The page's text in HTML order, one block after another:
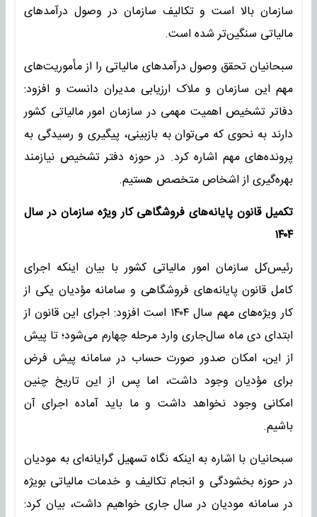
سازمان بالا است و تکالیف سازمان در وصول درآمد‌های
مالیاتی سنگین‌تر شده است.
سبحانیان تحقق وصول درآمد‌های مالیاتی را از مأموریت‌های
مهم این سازمان و ملاک ارزیابی مدیران دانست و افزود:
دفاتر تشخیص اهمیت مهمی در سازمان امور مالیاتی کشور
دارند به نحوی که می‌توان به بازبینی، پیگیری و رسیدگی به
پرونده‌های مهم اشاره کرد. در حوزه دفتر تشخیص نیازمند
بهره‌گیری از اشخاص متخصص هستیم.
تکمیل قانون پایانه‌های فروشگاهی کار ویژه سازمان در سال
۱۴۰۴
رئیس‌کل سازمان امور مالیاتی کشور با بیان اینکه اجرای
کامل قانون پایانه‌های فروشگاهی و سامانه مؤدیان یکی از
کار ویژه‌های مهم سال ۱۴۰۴ است افزود: اجرای این قانون از
ابتدای دی ماه سال‌جاری وارد مرحله چهارم می‌شود؛ تا پیش
از این، امکان صدور صورت حساب در سامانه پیش فرض
برای مؤدیان وجود داشت، اما پس از این تاریخ چنین
امکانی وجود نخواهد داشت و ما باید آماده اجرای آن
باشیم.
سبحانیان با اشاره به اینکه نگاه تسهیل گرایانه‌ای به مودیان
در حوزه بخشودگی و انجام تکالیف و خدمات مالیاتی بویژه
در سامانه مودیان در سال جاری خواهیم داشت، بیان کرد: